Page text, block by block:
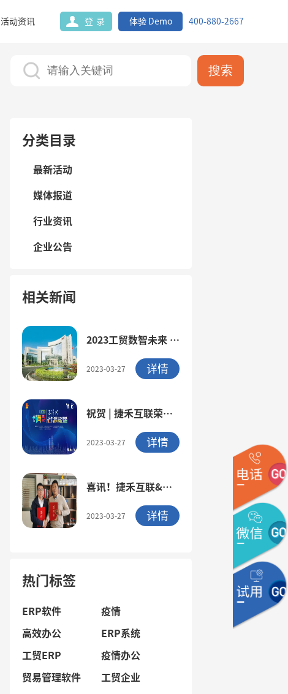
400-880-2667
体验 Demo
登录
活动资讯
搜索
分类目录
最新活动
媒体报道
行业资讯
企业公告
相关新闻
2023工贸数智未来 |
捷禾&科华战略合作
2023-03-27 详情
祝贺 | 捷禾互联荣
获“临港杯”第九
年创新创业大赛二等
奖！
2023-03-27 详情
喜讯！捷禾互联&上
海首如达成战略合作
2023-03-27 详情
热门标签
ERP软件 疫情
高效办公 ERP系统
工贸ERP 疫情办公
贸易管理软件 工贸企业